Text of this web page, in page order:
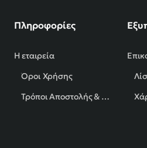
Πληροφορίες
Η εταιρεία
Όροι Χρήσης
Τρόποι Αποστολής & Πληρωμής